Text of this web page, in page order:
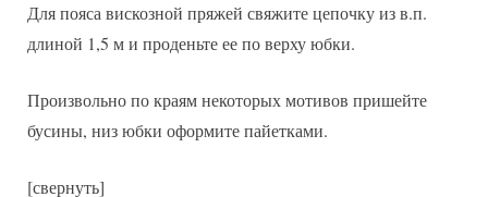
Для пояса вискозной пряжей свяжите цепочку из в.п.
длиной 1,5 м и проденьте ее по верху юбки.
Произвольно по краям некоторых мотивов пришейте
бусины, низ юбки оформите пайетками.
[свернуть]